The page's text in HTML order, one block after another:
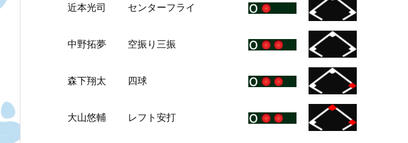
近本光司 センターフライ
中野拓夢 空振り三振
森下翔太 四球
大山悠輔 レフト安打